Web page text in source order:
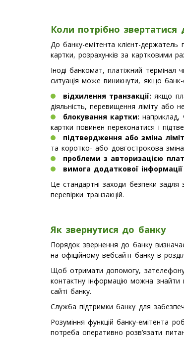
Коли потрібно звертатися
До банку-емітента клієнт-держатель
картки, розрахунків за картковими
Іноді банкомат, платіжний
ситуація може виникнути, якщо банк-
відхилення транзакції: якщо
діяльність, перевищення ліміту або
блокування картки: наприклад,
картки повинен переконатися і
підтвердження або зміна
та коротко- або довгострокова зміна
проблеми з авторизацією
вимога додаткової
Це стандартні заходи безпеки
перевірки транзакцій.
Як звернутися до банку
Порядок звернення до банку
на офіційному вебсайті банку в
Щоб отримати допомогу,
контактну інформацію можна знайти
сайті банку.
Служба підтримки банку для
Розуміння функцій банку-емітента
потреба оперативно розв’язати